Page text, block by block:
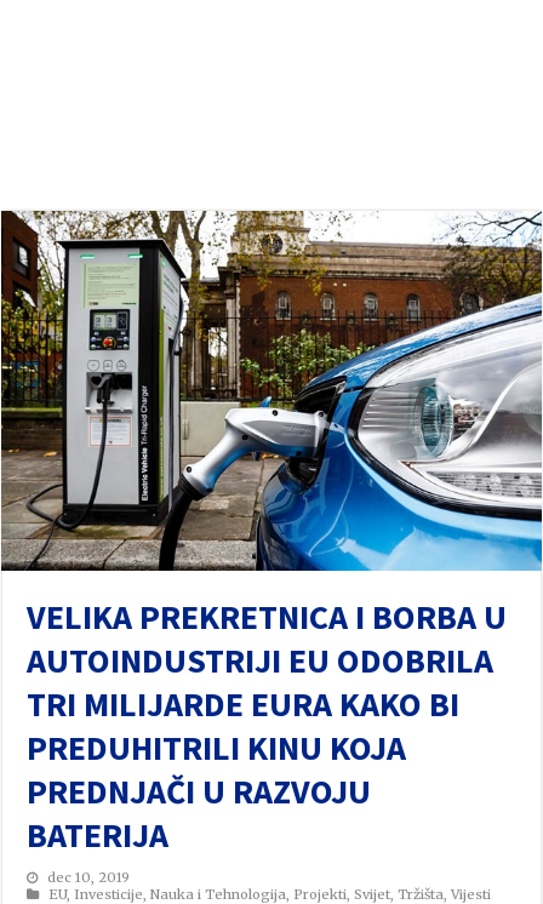
VELIKA PREKRETNICA I BORBA U
AUTOINDUSTRIJI EU ODOBRILA
TRI MILIJARDE EURA KAKO BI
PREDUHITRILI KINU KOJA
PREDNJAČI U RAZVOJU
BATERIJA
dec 10, 2019
EU, Investicije,Nauka i Tehnologija, Projekti,Svijet,Tržišta,Vijesti